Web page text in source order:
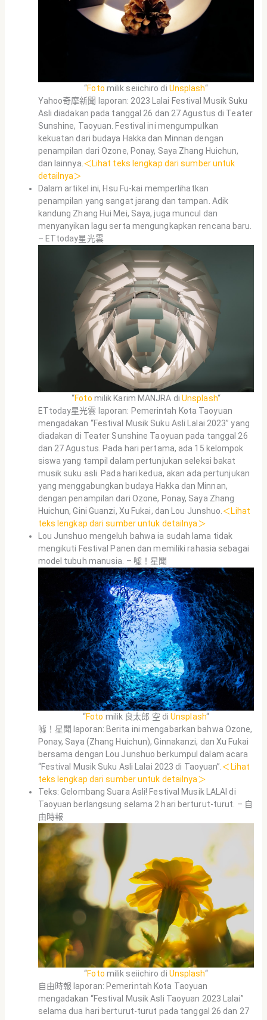
“Foto milik seiichiro di Unsplash“
Yahoo奇摩新聞 laporan: 2023 Lalai Festival Musik Suku
Asli diadakan pada tanggal 26 dan 27 Agustus di Teater
Sunshine, Taoyuan. Festival ini mengumpulkan
kekuatan dari budaya Hakka dan Minnan dengan
penampilan dari Ozone, Ponay, Saya Zhang Huichun,
dan lainnya. ＜Lihat teks lengkap dari sumber untuk
detailnya＞
Dalam artikel ini, Hsu Fu-kai memperlihatkan
penampilan yang sangat jarang dan tampan. Adik
kandung Zhang Hui Mei, Saya, juga muncul dan
menyanyikan lagu serta mengungkapkan rencana baru.
– ETtoday星光雲
“Foto milik Karim MANJRA di Unsplash“
ETtoday星光雲 laporan: Pemerintah Kota Taoyuan
mengadakan “Festival Musik Suku Asli Lalai 2023” yang
diadakan di Teater Sunshine Taoyuan pada tanggal 26
dan 27 Agustus. Pada hari pertama, ada 15 kelompok
siswa yang tampil dalam pertunjukan seleksi bakat
musik suku asli. Pada hari kedua, akan ada pertunjukan
yang menggabungkan budaya Hakka dan Minnan,
dengan penampilan dari Ozone, Ponay, Saya Zhang
Huichun, Gini Guanzi, Xu Fukai, dan Lou Junshuo. ＜Lihat
teks lengkap dari sumber untuk detailnya＞
Lou Junshuo mengeluh bahwa ia sudah lama tidak
mengikuti Festival Panen dan memiliki rahasia sebagai
model tubuh manusia. – 噓！星聞
“Foto milik 良太郎 空 diUnsplash“
噓！星聞 laporan: Berita ini mengabarkan bahwa Ozone,
Ponay, Saya (Zhang Huichun), Ginnakanzi, dan Xu Fukai
bersama dengan Lou Junshuo berkumpul dalam acara
“Festival Musik Suku Asli Lalai 2023 di Taoyuan”. ＜Lihat
teks lengkap dari sumber untuk detailnya＞
Teks: Gelombang Suara Asli! Festival Musik LALAI di
Taoyuan berlangsung selama 2 hari berturut-turut. – 自
由時報
“Foto milik seiichiro di Unsplash“
自由時報 laporan: Pemerintah Kota Taoyuan
mengadakan “Festival Musik Asli Taoyuan 2023 Lalai”
selama dua hari berturut-turut pada tanggal 26 dan 27